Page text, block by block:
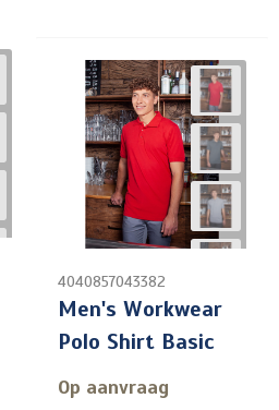
4040857043382
Men's Workwear
Polo Shirt Basic
Op aanvraag